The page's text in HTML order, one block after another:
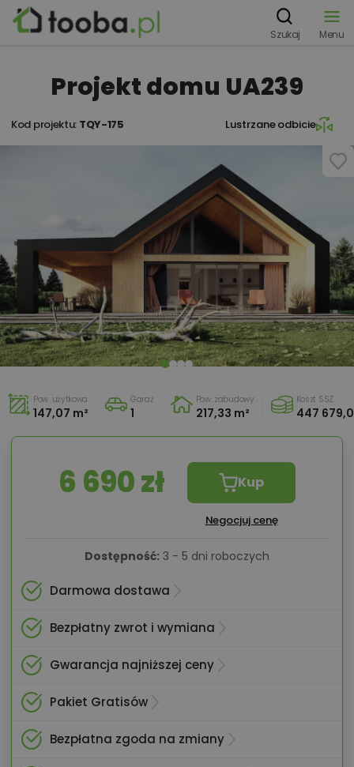
Szukaj Menu
Projekt domu UA239
Kod projektu: TQY-175 Lustrzane odbicie
Pow. użytkowa
147,07 m²
Garaż
1
Pow. zabudowy
217,33 m²
Koszt SSZ
447
6 690 zł Kup
Negocjuj cenę
Dostępność: 3 - 5 dni roboczych
Darmowa dostawa
Bezpłatny zwrot i wymiana
Gwarancja najniższej ceny
Pakiet Gratisów
Bezpłatna zgoda na zmiany